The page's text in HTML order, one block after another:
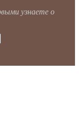
узнаете о